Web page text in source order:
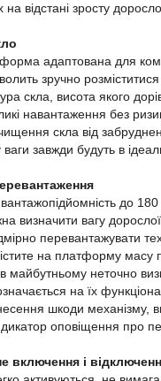
на відстані зросту
адаптована для
зручно
скла, висота якого
навантаження без
скла від
завжди будуть в
до 180
визначити вагу
перевантажувати
на платформу масу
майбутньому неточно
на їх
шкоди механізму,
оповіщення про
включення і